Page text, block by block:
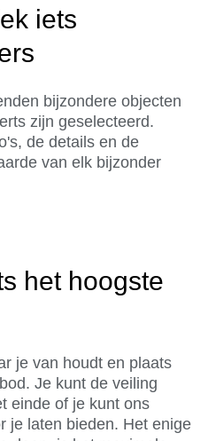
iets
bijzondere objecten
zijn geselecteerd.
de details en de
van elk bijzonder
het hoogste
je van houdt en plaats
Je kunt de veiling
einde of je kunt ons
je laten bieden. Het enige